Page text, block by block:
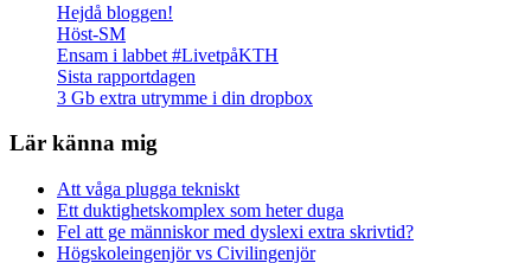
Hejdå bloggen!
Höst-SM
Ensam i labbet #LivetpåKTH
Sista rapportdagen
3 Gb extra utrymme i din dropbox
Lär känna mig
Att våga plugga tekniskt
Ett duktighetskomplex som heter duga
Fel att ge människor med dyslexi extra skrivtid?
Högskoleingenjör vs Civilingenjör